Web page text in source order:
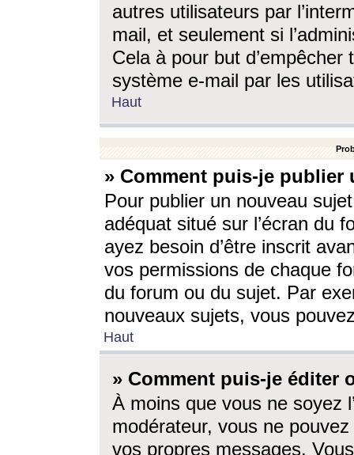
autres utilisateurs par
mail, et seulement si
Cela à pour but
système e-mail par les
Haut
» Comment puis-je
Pour publier un nouveau
adéquat situé sur l’écran du
ayez besoin d’être inscrit
vos permissions de chaque
du forum ou du sujet. Par
nouveaux sujets, vous
Haut
» Comment puis-je éditer
À moins que vous ne soyez
modérateur, vous ne
vos propres messages.